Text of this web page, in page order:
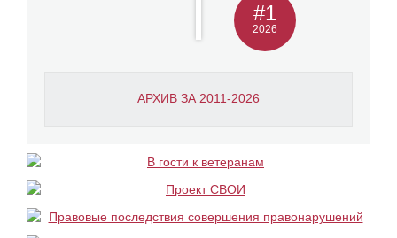
АРХИВ ЗА 2011-2026
#1
2026